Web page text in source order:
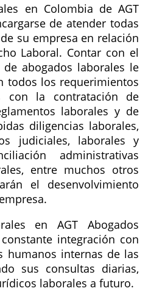
en Colombia de AGT
de atender todas
su empresa en relación
Laboral. Contar con el
abogados laborales le
todos los requerimientos
con la contratación de
laborales y de
diligencias laborales,
judiciales, laborales y
administrativas
entre muchos otros
el desenvolvimiento
en AGT Abogados
integración con
humanos internas de las
sus consultas diarias,
laborales a futuro.